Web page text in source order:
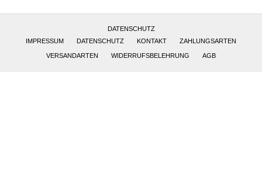
DATENSCHUTZ
IMPRESSUM
DATENSCHUTZ KONTAKT ZAHLUNGSARTEN
VERSANDARTEN WIDERRUFSBELEHRUNG AGB